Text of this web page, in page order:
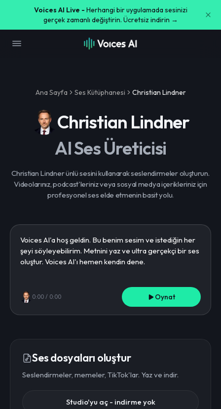
Voices AI Live - Herhangi bir uygulamada sesinizi
gerçek zamanlı değiştirin. Ücretsiz indirin →
Ana Sayfa Ses Kütüphanesi Christian Lindner
Christian Lindner
AI Ses Üreticisi
Christian Lindner ünlü sesini kullanarak seslendirmeler oluşturun.
Videolarınız, podcast'leriniz veya sosyal medya içerikleriniz için
profesyonel ses elde etmenin basit yolu.
0:00 / 0:00 Oynat
Ses dosyaları oluştur
Seslendirmeler, memeler, TikTok'lar. Yaz ve indir.
Studio'yu aç - indirme yok